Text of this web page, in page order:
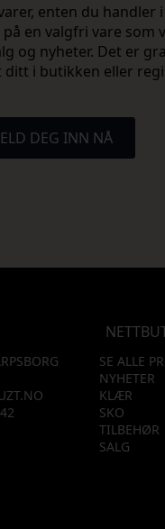
enten du
en valgfri vare som
og nyheter. Det er
i butikken eller
DEG INN NÅ
SE ALLE
NYHETER
KLÆR
SKO
TILBEHØR
SALG